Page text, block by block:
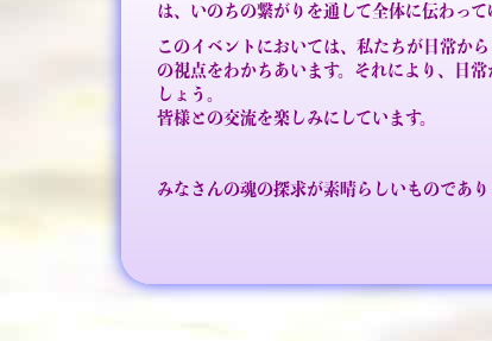
は、いのちの繋がりを通して全体に伝わって
このイベントにおいては、私たちが日常か
の視点をわかちあいます。それにより、日
しょう。
皆様との交流を楽しみにしています。
みなさんの魂の探求が素晴らしいものであり